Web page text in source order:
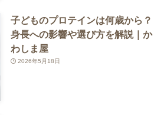
子どものプロテインは何歳から？
身長への影響や選び方を解説｜か
わしま屋
2026年5月18日